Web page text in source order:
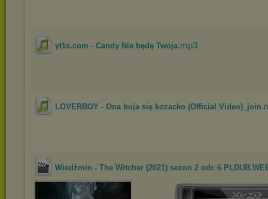
yt1s.com - Candy Nie będę Twoja.mp3
LOVERBOY - Ona buja się kozacko (Official Video)_join
Wiedźmin - The Witcher (2021) sezon 2 odc 6